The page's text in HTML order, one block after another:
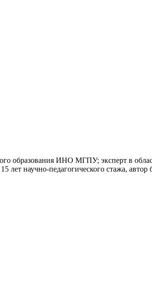
образования ИНО МГПУ; эксперт в
лет научно-педагогического стажа,